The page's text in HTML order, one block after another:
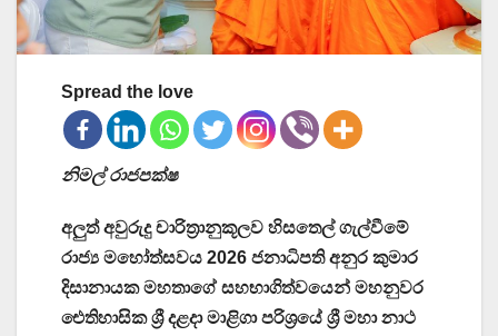
Spread the love
නිමල් රාජපක්ෂ
අලුත් අවුරුදු චාරිත්‍රානුකූලව හිසතෙල් ගැල්වීමේ
රාජ්‍ය මහෝත්සවය 2026 ජනාධිපති අනුර කුමාර
දිසානායක මහතාගේ සහභාගිත්වයෙන් මහනුවර
ඓතිහාසික ශ්‍රී දළදා මාළිගා පරිශ්‍රයේ ශ්‍රී මහා නාථ